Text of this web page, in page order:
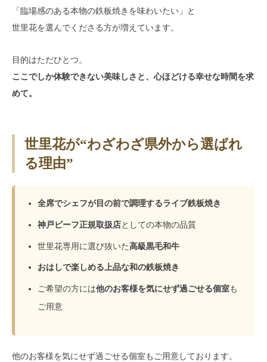
「臨場感のある本物の鉄板焼きを味わいたい」と
世里花を選んでくださる方が増えています。
目的はただひとつ。
ここでしか体験できない美味しさと、心ほどける幸せな時間を求
めて。
世里花が“わざわざ県外から選ばれ
る理由”
全席でシェフが目の前で調理するライブ鉄板焼き
神戸ビーフ正規取扱店としての本物の品質
世里花専用に選び抜いた高級黒毛和牛
おはしで楽しめる上品な和の鉄板焼き
ご希望の方には他のお客様を気にせず過ごせる個室も
ご用意
他のお客様を気にせず過ごせる個室もご用意しております。